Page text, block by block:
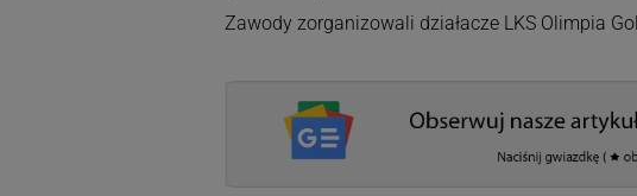
Zawody zorganizowali działacze LKS Olimpia